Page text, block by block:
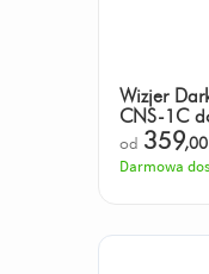
Wizjer
CNS-1C
Air 3
od 359,00
Darmowa